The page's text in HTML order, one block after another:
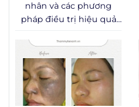
nhân và các phương
pháp điều trị hiệu quả
lâm sàng – từ chăm sóc
tại nhà đến can thiệp y
khoa chuyên sâu.